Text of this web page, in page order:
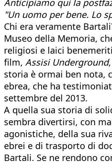
Anticipiamo qui la
"Un uomo per bene. Lo
Chi era veramente
Museo della Memoria,
religiosi e laici
film, Assisi Underground
storia è ormai ben nota,
ebrea, che ha
settembre del 2013.
A quella sua storia di
sembra divertirsi, con
agonistiche, della sua
ebrei e di trasporto di
Bartali. Se ne rendono